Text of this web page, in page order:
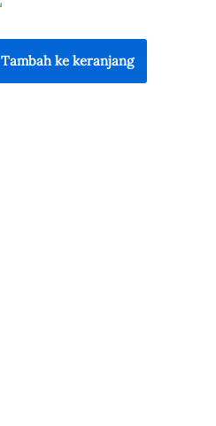
Tambah ke keranjang